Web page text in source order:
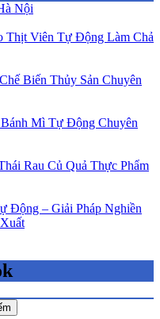
Nội
Thịt Viên Tự Động Làm Chả
Biến Thủy Sản Chuyên
Mì Tự Động Chuyên
Rau Củ Quả Thực Phẩm
Động – Giải Pháp Nghiền